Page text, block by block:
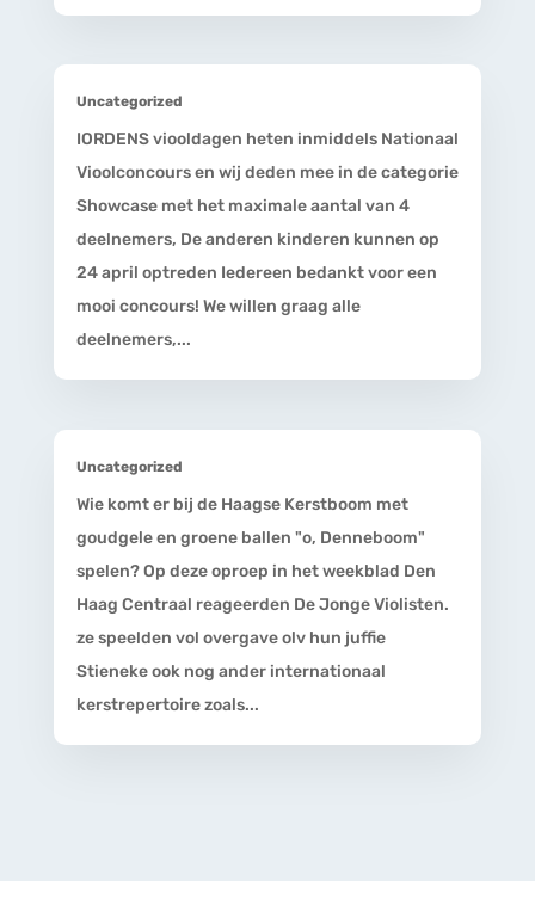
Uncategorized
IORDENS viooldagen heten inmiddels Nationaal
Vioolconcours en wij deden mee in de categorie
Showcase met het maximale aantal van 4
deelnemers, De anderen kinderen kunnen op
24 april optreden Iedereen bedankt voor een
mooi concours! We willen graag alle
deelnemers,...
Uncategorized
Wie komt er bij de Haagse Kerstboom met
goudgele en groene ballen "o, Denneboom"
spelen? Op deze oproep in het weekblad Den
Haag Centraal reageerden De Jonge Violisten.
ze speelden vol overgave olv hun juffie
Stieneke ook nog ander internationaal
kerstrepertoire zoals...